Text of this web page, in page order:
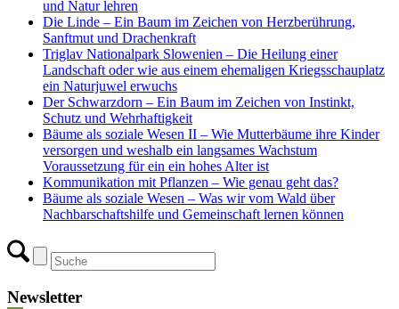
und Natur lehren
Die Linde – Ein Baum im Zeichen von Herzberührung,
Sanftmut und Drachenkraft
Triglav Nationalpark Slowenien – Die Heilung einer
Landschaft oder wie aus einem ehemaligen Kriegsschauplatz
ein Naturjuwel erwuchs
Der Schwarzdorn – Ein Baum im Zeichen von Instinkt,
Schutz und Wehrhaftigkeit
Bäume als soziale Wesen II – Wie Mutterbäume ihre Kinder
versorgen und weshalb ein langsames Wachstum
Voraussetzung für ein ein hohes Alter ist
Kommunikation mit Pflanzen – Wie genau geht das?
Bäume als soziale Wesen – Was wir vom Wald über
Nachbarschaftshilfe und Gemeinschaft lernen können
Newsletter